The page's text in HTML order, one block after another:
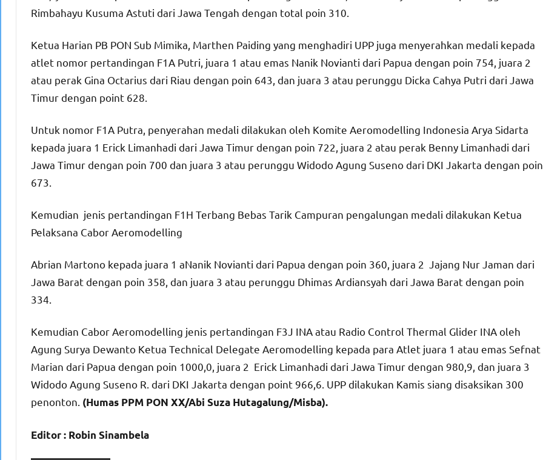
Rimbahayu Kusuma Astuti dari Jawa Tengah dengan total poin 310.
Ketua Harian PB PON Sub Mimika, Marthen Paiding yang menghadiri UPP juga menyerahkan medali kepada
atlet nomor pertandingan F1A Putri, juara 1 atau emas Nanik Novianti dari Papua dengan poin 754, juara 2
atau perak Gina Octarius dari Riau dengan poin 643, dan juara 3 atau perunggu Dicka Cahya Putri dari Jawa
Timur dengan point 628.
Untuk nomor F1A Putra, penyerahan medali dilakukan oleh Komite Aeromodelling Indonesia Arya Sidarta
kepada juara 1 Erick Limanhadi dari Jawa Timur dengan poin 722, juara 2 atau perak Benny Limanhadi dari
Jawa Timur dengan poin 700 dan juara 3 atau perunggu Widodo Agung Suseno dari DKI Jakarta dengan poin
673.
Kemudian jenis pertandingan F1H Terbang Bebas Tarik Campuran pengalungan medali dilakukan Ketua
Pelaksana Cabor Aeromodelling
Abrian Martono kepada juara 1 aNanik Novianti dari Papua dengan poin 360, juara 2 Jajang Nur Jaman dari
Jawa Barat dengan poin 358, dan juara 3 atau perunggu Dhimas Ardiansyah dari Jawa Barat dengan poin
334.
Kemudian Cabor Aeromodelling jenis pertandingan F3J INA atau Radio Control Thermal Glider INA oleh
Agung Surya Dewanto Ketua Technical Delegate Aeromodelling kepada para Atlet juara 1 atau emas Sefnat
Marian dari Papua dengan poin 1000,0, juara 2 Erick Limanhadi dari Jawa Timur dengan 980,9, dan juara 3
Widodo Agung Suseno R. dari DKI Jakarta dengan point 966,6. UPP dilakukan Kamis siang disaksikan 300
penonton. (Humas PPM PON XX/Abi Suza Hutagalung/Misba).
Editor : Robin Sinambela